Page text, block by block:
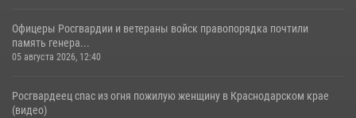
Офицеры Росгвардии и ветераны войск правопорядка почтили
память генера...
05 августа 2026, 12:40
Росгвардеец спас из огня пожилую женщину в Краснодарском крае
(видео)